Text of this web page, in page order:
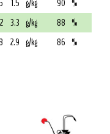
1.5 g/kg 90 %
3.3 g/kg 88 %
2.9 g/kg 86 %